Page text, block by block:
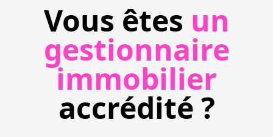
Vous êtes un
gestionnaire
immobilier
accrédité ?